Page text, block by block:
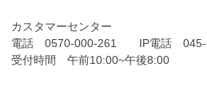
カスタマーセンター
電話 0570-000-261 IP電話 045-
受付時間 午前10:00~午後8:00